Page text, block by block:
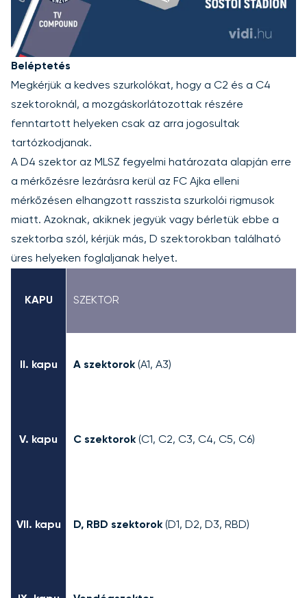
Beléptetés
Megkérjük a kedves szurkolókat, hogy a C2 és a C4
szektoroknál, a mozgáskorlátozottak részére
fenntartott helyeken csak az arra jogosultak
tartózkodjanak.
A D4 szektor az MLSZ fegyelmi határozata alapján erre
a mérkőzésre lezárásra kerül az FC Ajka elleni
mérkőzésen elhangzott rasszista szurkolói rigmusok
miatt. Azoknak, akiknek jegyük vagy bérletük ebbe a
szektorba szól, kérjük más, D szektorokban található
üres helyeken foglaljanak helyet.
KAPU SZEKTOR
II. kapu A szektorok (A1, A3)
V. kapu C szektorok (C1, C2, C3, C4, C5, C6)
VII. kapu D, RBD szektorok (D1, D2, D3, RBD)